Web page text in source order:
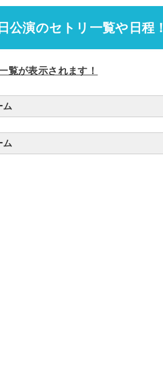
公演のセトリ一覧や日程！
覧が表示されます！
ム
ム